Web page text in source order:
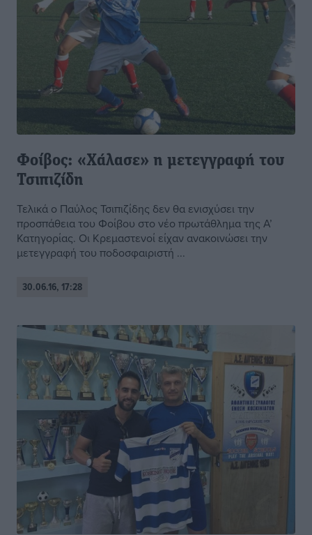
Φοίβος: «Χάλασε» η μετεγγραφή του
Τσιπιζίδη
Τελικά ο Παύλος Τσιπιζίδης δεν θα ενισχύσει την
προσπάθεια του Φοίβου στο νέο πρωτάθλημα της Α’
Κατηγορίας. Οι Κρεμαστενοί είχαν ανακοινώσει την
μετεγγραφή του ποδοσφαιριστή ...
30.06.16, 17:28